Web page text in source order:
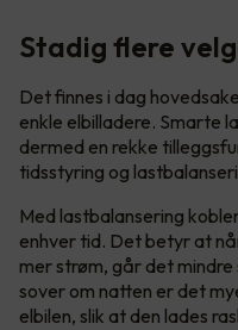
Stadig flere
Det finnes i dag
enkle elbilladere. Smarte
dermed en rekke
tidsstyring og
Med lastbalansering
enhver tid. Det betyr at
mer strøm, går det
sover om natten er det
elbilen, slik at den lades